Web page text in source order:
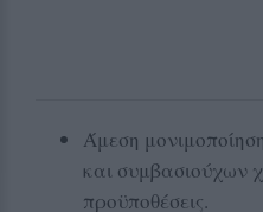
Άμεση
και συμβασιούχων
προϋποθέσεις.